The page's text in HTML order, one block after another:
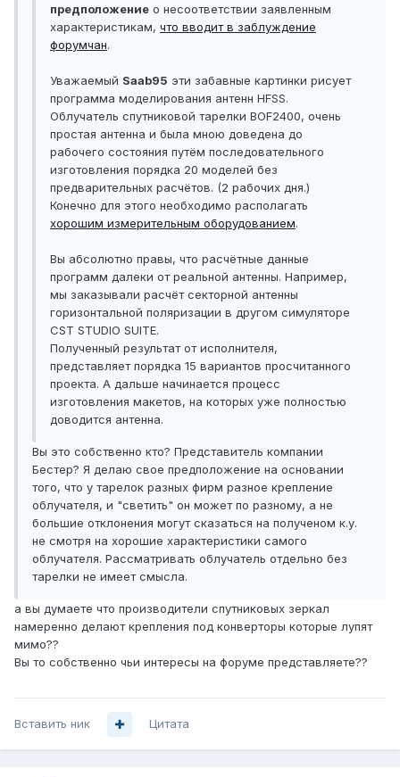
предположение о несоответствии заявленным
характеристикам, что вводит в заблуждение
форумчан.
Уважаемый Saab95 эти забавные картинки рисует
программа моделирования антенн HFSS.
Облучатель спутниковой тарелки BOF2400, очень
простая антенна и была мною доведена до
рабочего состояния путём последовательного
изготовления порядка 20 моделей без
предварительных расчётов. (2 рабочих дня.)
Конечно для этого необходимо располагать
хорошим измерительным оборудованием.
Вы абсолютно правы, что расчётные данные
программ далеки от реальной антенны. Например,
мы заказывали расчёт секторной антенны
горизонтальной поляризации в другом симуляторе
CST STUDIO SUITE.
Полученный результат от исполнителя,
представляет порядка 15 вариантов просчитанного
проекта. А дальше начинается процесс
изготовления макетов, на которых уже полностью
доводится антенна.
Вы это собственно кто? Представитель компании
Бестер? Я делаю свое предположение на основании
того, что у тарелок разных фирм разное крепление
облучателя, и "светить" он может по разному, а не
большие отклонения могут сказаться на полученом к.у.
не смотря на хорошие характеристики самого
облучателя. Рассматривать облучатель отдельно без
тарелки не имеет смысла.
а вы думаете что производители спутниковых зеркал
намеренно делают крепления под конверторы которые лупят
мимо??
Вы то собственно чьи интересы на форуме представляете??
Вставить ник Цитата